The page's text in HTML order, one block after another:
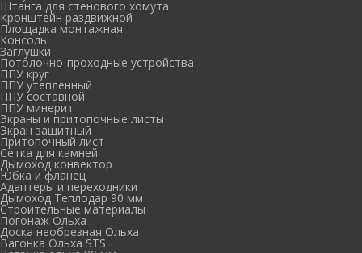
Штанга для стенового хомута
Кронштейн раздвижной
Площадка монтажная
Консоль
Заглушки
Потолочно-проходные устройства
ППУ круг
ППУ утепленный
ППУ составной
ППУ минерит
Экраны и притопочные листы
Экран защитный
Притопочный лист
Сетка для камней
Дымоход конвектор
Юбка и фланец
Адаптеры и переходники
Дымоход Теплодар 90 мм
Cтроительные материалы
Погонаж Ольха
Доска необрезная Ольха
Вагонка Ольха STS